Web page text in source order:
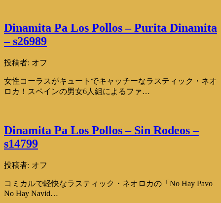
Dinamita Pa Los Pollos – Purita Dinamita
– s26989
投稿者: オフ
女性コーラスがキュートでキャッチーなラスティック・ネオ
ロカ！スペインの男女6人組によるファ…
Dinamita Pa Los Pollos – Sin Rodeos –
s14799
投稿者: オフ
コミカルで軽快なラスティック・ネオロカの「No Hay Pavo
No Hay Navid…